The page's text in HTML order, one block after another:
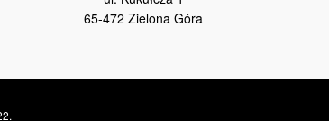
65-472 Zielona Góra